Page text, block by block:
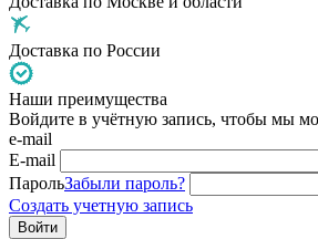
Доставка по России
Наши преимущества
Войдите в учётную запись, чтобы мы
e-mail
E-mail
ПарольЗабыли пароль?
Создать учетную запись
Войти